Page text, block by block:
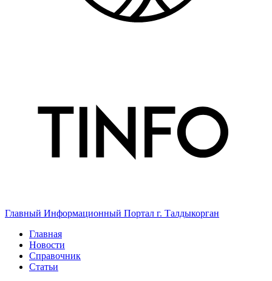
Главный Информационный Портал г. Талдыкорган
Главная
Новости
Справочник
Статьи